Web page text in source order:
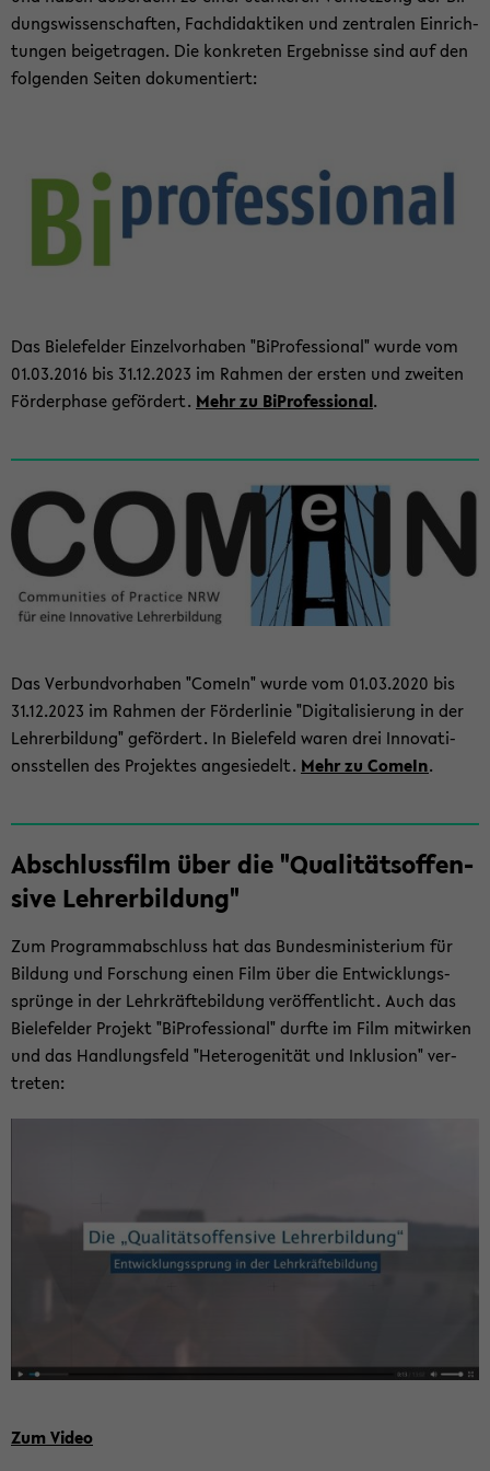
dungs­wis­sen­schaf­ten, Fach­di­dak­ti­ken und zen­tra­len Ein­rich­
tun­gen bei­getra­gen. Die kon­kre­ten Er­geb­nis­se sind auf den
fol­gen­den Sei­ten do­ku­men­tiert:
Das Bie­le­fel­der Ein­zel­vor­ha­ben "Bi­Pro­fes­sio­nal" wurde vom
01.03.2016 bis 31.12.2023 im Rah­men der ers­ten und zwei­ten
För­der­pha­se ge­för­dert. Mehr zu Bi­Pro­fes­sio­nal.
Das Ver­bund­vor­ha­ben "Com­eIn" wurde vom 01.03.2020 bis
31.12.2023 im Rah­men der För­der­li­nie "Di­gi­ta­li­sie­rung in der
Leh­rer­bil­dung" ge­för­dert. In Bie­le­feld waren drei In­no­va­ti­
ons­stel­len des Pro­jek­tes an­ge­sie­delt. Mehr zu Com­eIn.
Ab­schluss­film über die "Qua­li­täts­of­fen­
si­ve Leh­rer­bil­dung"
Zum Pro­gramm­ab­schluss hat das Bun­des­mi­nis­te­ri­um für
Bil­dung und For­schung einen Film über die Ent­wick­lungs­
sprün­ge in der Lehr­kräf­te­bil­dung ver­öf­fent­licht. Auch das
Bie­le­fel­der Pro­jekt "Bi­Pro­fes­sio­nal" durf­te im Film mit­wir­ken
und das Hand­lungs­feld "He­te­ro­ge­ni­tät und In­klu­si­on" ver­
tre­ten:
Zum Video